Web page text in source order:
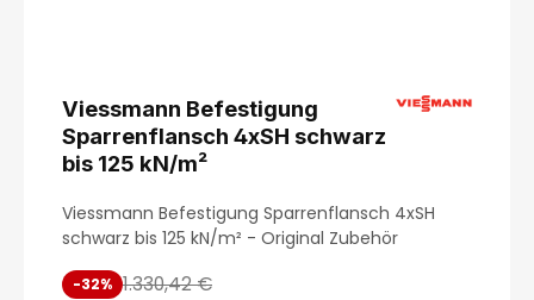
Viessmann Befestigung
Sparrenflansch 4xSH schwarz
bis 125 kN/m²
Viessmann Befestigung Sparrenflansch 4xSH
schwarz bis 125 kN/m² - Original Zubehör
-32% 1.330,42 €